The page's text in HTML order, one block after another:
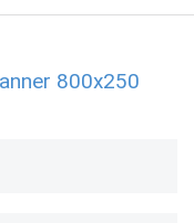
800x250